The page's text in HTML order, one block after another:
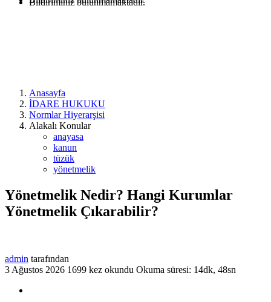
Bildiriminiz bulunmamaktadır.
Anasayfa
İDARE HUKUKU
Normlar Hiyerarşisi
Alakalı Konular
anayasa
kanun
tüzük
yönetmelik
Yönetmelik Nedir? Hangi Kurumlar
Yönetmelik Çıkarabilir?
admin tarafından
3 Ağustos 2026 1699 kez okundu Okuma süresi: 14dk, 48sn